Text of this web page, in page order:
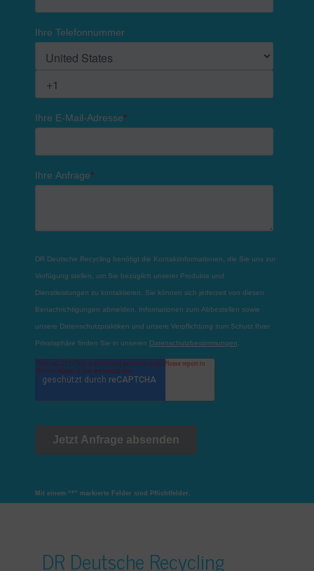
Mit einem “*” markierte Felder sind Pflichtfelder.
DR Deutsche Recycling